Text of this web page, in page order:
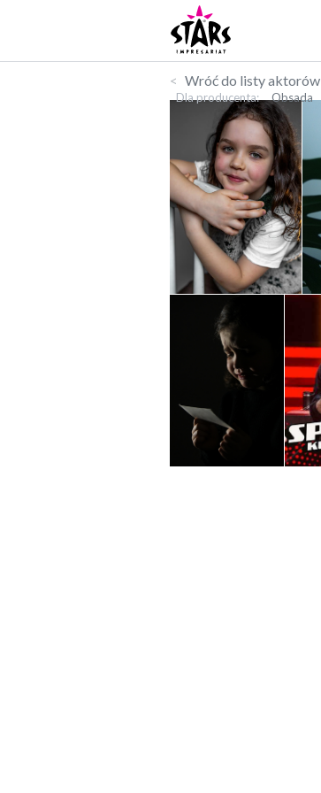
Dla producenta Obsada
Wróć do listy aktorów